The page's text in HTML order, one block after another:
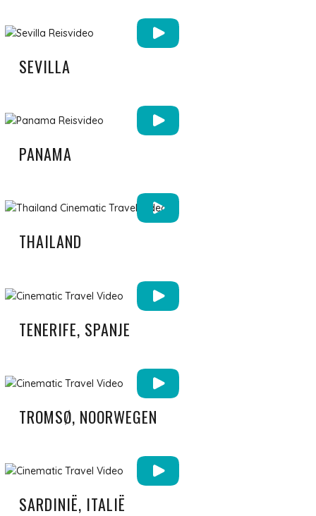
SEVILLA
PANAMA
THAILAND
TENERIFE, SPANJE
TROMSØ, NOORWEGEN
SARDINIË, ITALIË